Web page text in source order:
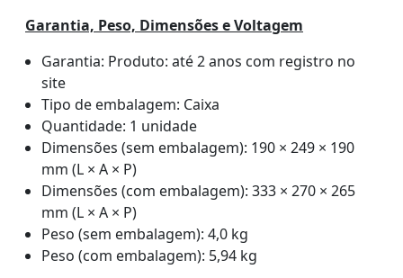
Garantia, Peso, Dimensões e Voltagem
Garantia: Produto: até 2 anos com registro no
site
Tipo de embalagem: Caixa
Quantidade: 1 unidade
Dimensões (sem embalagem): 190 × 249 × 190
mm (L × A × P)
Dimensões (com embalagem): 333 × 270 × 265
mm (L × A × P)
Peso (sem embalagem): 4,0 kg
Peso (com embalagem): 5,94 kg